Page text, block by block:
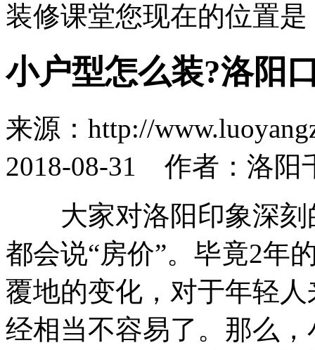
装修课堂您现在的位置是
小户型怎么装?洛阳
来源：http://
2018-08-31 作者：洛阳
大家对洛阳印象深刻
都会说“房价”。毕竟2年
覆地的变化，对于年轻
经相当不容易了。那么